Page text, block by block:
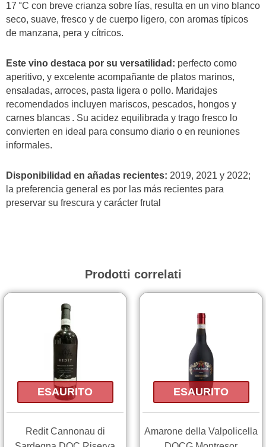
17 °C con breve crianza sobre lías, resulta en un vino blanco
seco, suave, fresco y de cuerpo ligero, con aromas típicos
de manzana, pera y cítricos.
Este vino destaca por su versatilidad: perfecto como
aperitivo, y excelente acompañante de platos marinos,
ensaladas, arroces, pasta ligera o pollo. Maridajes
recomendados incluyen mariscos, pescados, hongos y
carnes blancas . Su acidez equilibrada y trago fresco lo
convierten en ideal para consumo diario o en reuniones
informales.
Disponibilidad en añadas recientes: 2019, 2021 y 2022;
la preferencia general es por las más recientes para
preservar su frescura y carácter frutal
Prodotti correlati
ESAURITO
Redit Cannonau di
ESAURITO
Amarone della Valpolicella